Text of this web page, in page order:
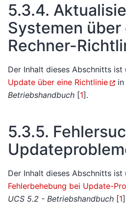
5.3.4.
Systemen über
Rechner-
Der Inhalt dieses Abschnitts ist
Update über eine Richtlinie
in
Betriebshandbuch [1].
5.3.5.
Der Inhalt dieses Abschnitts ist
Fehlerbehebung bei Update-
UCS 5.2 - Betriebshandbuch [1]